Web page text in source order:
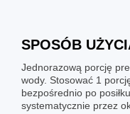
SPOSÓB
Jednorazową porcję
wody. Stosować 1
bezpośrednio po
systematycznie przez